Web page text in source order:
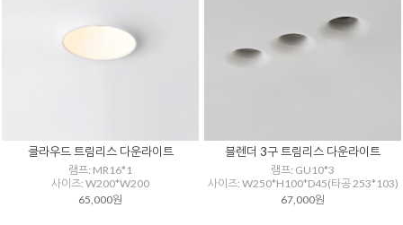
클라우드 트림리스 다운라이트
램프: MR16*1
사이즈: W200*W200
65,000원
블렌더 3구 트림리스 다운라이트
램프: GU10*3
사이즈: W250*H100*D45(타공 253*103)
67,000원